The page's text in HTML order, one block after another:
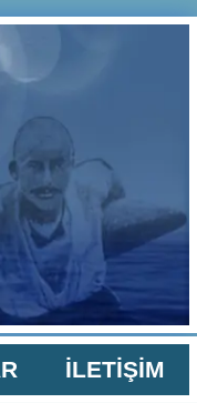
İLETİŞİM